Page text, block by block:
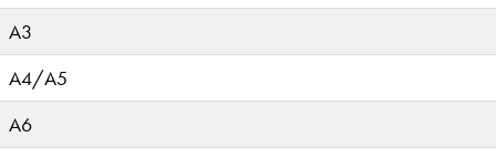
A3
A4/A5
A6